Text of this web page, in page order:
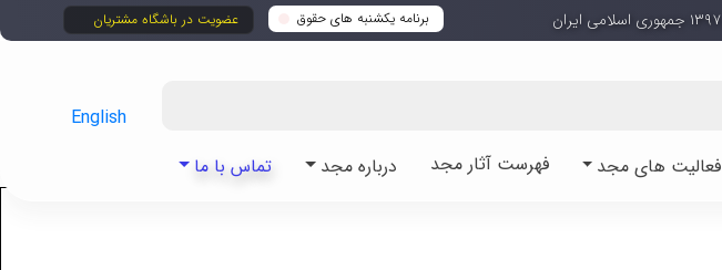
برنامه یکشنبه های حقوق عضویت در باشگاه مشتریان
فعالیت های مجد فهرست آثار مجد درباره مجد تماس با ما
English